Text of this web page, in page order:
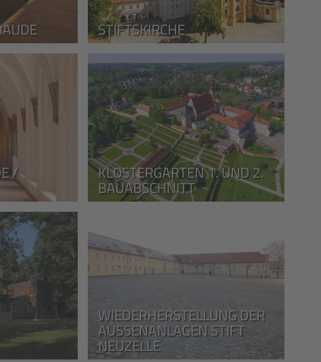
STIFTSKIRCHE
/ KLOSTERGARTEN 1. UND 2.
BAUABSCHNITT
WIEDERHERSTELLUNG DER
AUSSENANLAGEN STIFT N
EUZELLE